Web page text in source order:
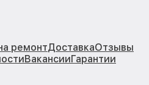
ремонтДоставкаОтзывы
ВакансииГарантии